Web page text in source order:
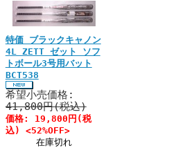
特価 ブラックキャノン
4L ZETT ゼット ソフ
トボール3号用バット
BCT538
希望小売価格:
41,800円(税込)
価格: 19,800円 (税
込) <52%OFF>
在庫切れ